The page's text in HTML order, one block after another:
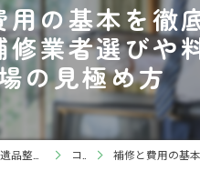
用の基本を徹
修業者選びや
の見極め方
コラム 補修と費用の基本を徹底解説リペア補修